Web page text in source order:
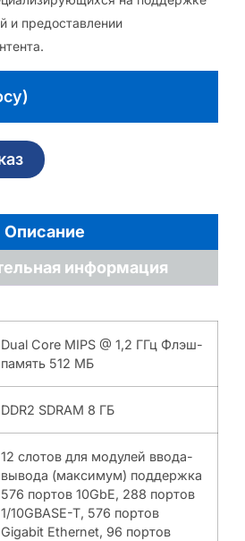
и предоставлении
Описание
информация
Dual Core MIPS @ 1,2 ГГц Флэш-
память 512 МБ
DDR2 SDRAM 8 ГБ
12 слотов для модулей ввода-
вывода (максимум) поддержка
576 портов 10GbE, 288 портов
1/10GBASE-T, 576 портов
Gigabit Ethernet, 96 портов